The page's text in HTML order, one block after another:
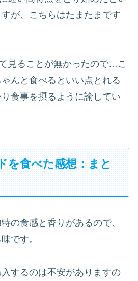
が、こちらはたまたまです
見ることが無かったので…こ
んと食べるといい点とれる
食事を摂るように諭してい
を食べた感想：まと
の食感と香りがあるので、
です。
するのは不安がありますの